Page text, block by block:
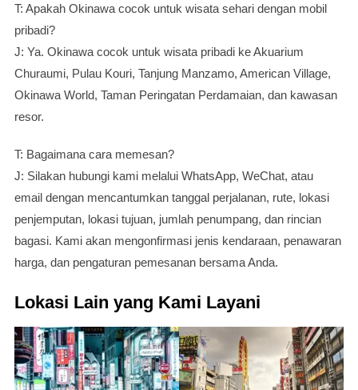
T: Apakah Okinawa cocok untuk wisata sehari dengan mobil
pribadi?
J: Ya. Okinawa cocok untuk wisata pribadi ke Akuarium
Churaumi, Pulau Kouri, Tanjung Manzamo, American Village,
Okinawa World, Taman Peringatan Perdamaian, dan kawasan
resor.
T: Bagaimana cara memesan?
J: Silakan hubungi kami melalui WhatsApp, WeChat, atau
email dengan mencantumkan tanggal perjalanan, rute, lokasi
penjemputan, lokasi tujuan, jumlah penumpang, dan rincian
bagasi. Kami akan mengonfirmasi jenis kendaraan, penawaran
harga, dan pengaturan pemesanan bersama Anda.
Lokasi Lain yang Kami Layani